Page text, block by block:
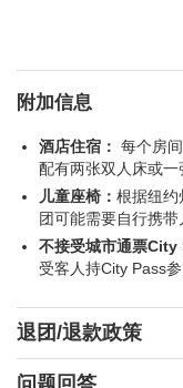
无畏号海空暨太空博
$36
/
洛克菲勒中心 (自费)
price may vary
$31
附加信息
酒店住宿： 每个房
配有两张双人床或一
儿童座椅： 根据纽约
团可能需要自行携带
不接受城市通票City
受客人持City Pass参
退团/退款政策